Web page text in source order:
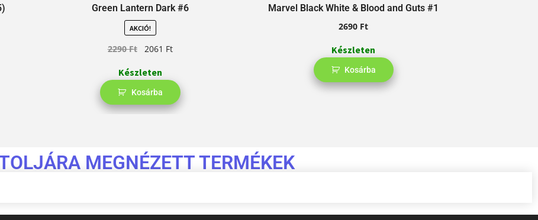
Green Lantern Dark #6
AKCIÓ!
2290Ft 2061 Ft
Készleten
Kosárba
Marvel Black White & Blood and Guts #1
2690 Ft
Készleten
Kosárba
MEGNÉZETT TERMÉKEK